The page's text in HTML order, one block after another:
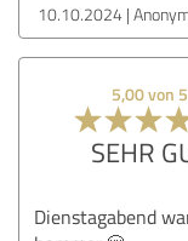
10.10.2024
5,00 von 5
SEHR
Dienstagabend